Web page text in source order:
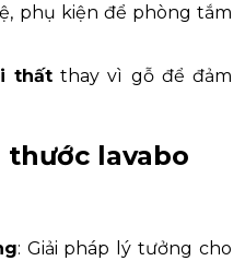
phụ kiện để phòng tắm
thất thay vì gỗ để đảm
thước lavabo
: Giải pháp lý tưởng cho